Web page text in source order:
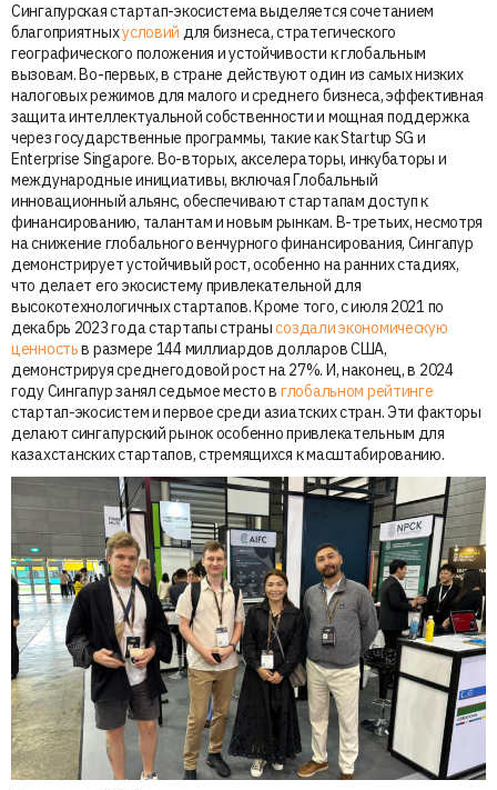
Сингапурская стартап-экосистема выделяется сочетанием
благоприятныхусловий для бизнеса, стратегического
географического положения и устойчивости к глобальным
вызовам. Во-первых, в стране действуют один из самых низких
налоговых режимов для малого и среднего бизнеса, эффективная
защита интеллектуальной собственности и мощная поддержка
через государственные программы, такие как Startup SG и
Enterprise Singapore. Во-вторых, акселераторы, инкубаторы и
международные инициативы, включая Глобальный
инновационный альянс, обеспечивают стартапам доступ к
финансированию, талантам и новым рынкам. В-третьих, несмотря
на снижение глобального венчурного финансирования, Сингапур
демонстрирует устойчивый рост, особенно на ранних стадиях,
что делает его экосистему привлекательной для
высокотехнологичных стартапов. Кроме того, с июля 2021 по
декабрь 2023 года стартапы странысоздали экономическую
ценностьв размере 144 миллиардов долларов США,
демонстрируя среднегодовой рост на 27%. И, наконец, в 2024
году Сингапур занял седьмое место в глобальном рейтинге
стартап-экосистем и первое среди азиатских стран. Эти факторы
делают сингапурский рынок особенно привлекательным для
казахстанских стартапов, стремящихся к масштабированию.